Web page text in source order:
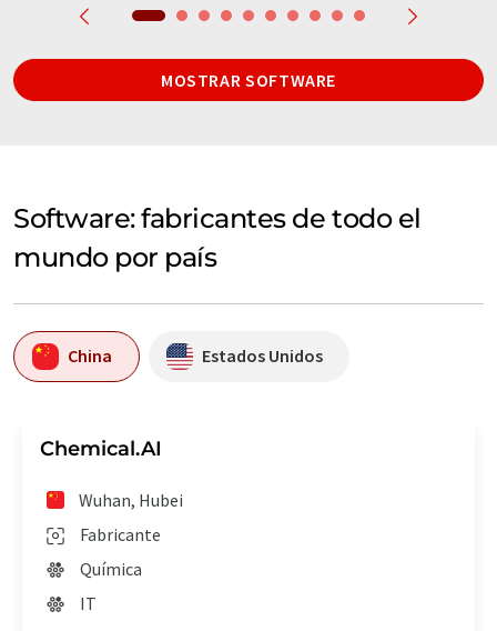
MOSTRAR SOFTWARE
Software: fabricantes de todo el
mundo por país
China Estados Unidos
Chemical.AI
Fabricante
Wuhan, Hubei
Química
IT